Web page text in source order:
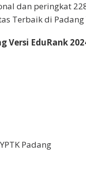
dan peringkat
Terbaik di Padang
Versi EduRank
Padang